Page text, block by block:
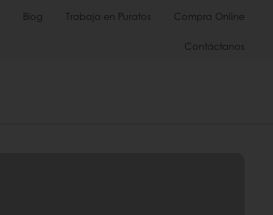
Blog Trabaja en Puratos Compra Online
Contáctanos